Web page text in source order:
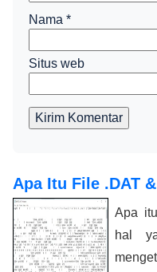
Nama *
Situs web
Kirim Komentar
Apa Itu File .DAT
Apa
hal